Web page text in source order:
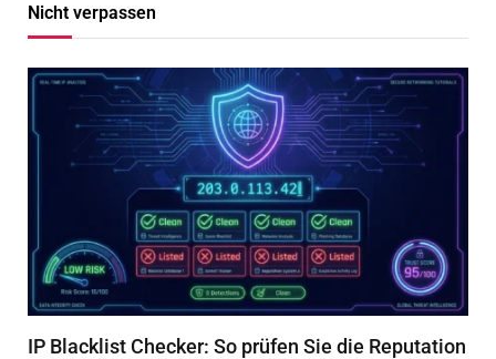
Nicht verpassen
IP Blacklist Checker: So prüfen Sie die Reputation